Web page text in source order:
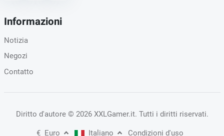
Informazioni
Notizia
Negozi
Contatto
Diritto d'autore © 2026 XXLGamer.it. Tutti i diritti riservati.
€ Euro Italiano Condizioni d'uso